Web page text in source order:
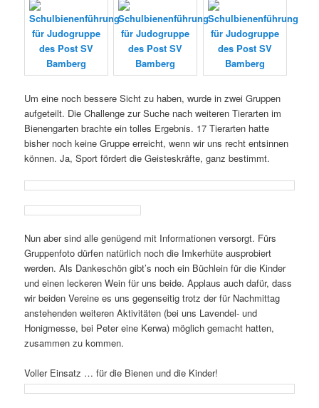
Um eine noch bessere Sicht zu haben, wurde in zwei Gruppen
aufgeteilt. Die Challenge zur Suche nach weiteren Tierarten im
Bienengarten brachte ein tolles Ergebnis. 17 Tierarten hatte
bisher noch keine Gruppe erreicht, wenn wir uns recht entsinnen
können. Ja, Sport fördert die Geisteskräfte, ganz bestimmt.
Nun aber sind alle genügend mit Informationen versorgt. Fürs
Gruppenfoto dürfen natürlich noch die Imkerhüte ausprobiert
werden. Als Dankeschön gibt’s noch ein Büchlein für die Kinder
und einen leckeren Wein für uns beide. Applaus auch dafür, dass
wir beiden Vereine es uns gegenseitig trotz der für Nachmittag
anstehenden weiteren Aktivitäten (bei uns Lavendel- und
Honigmesse, bei Peter eine Kerwa) möglich gemacht hatten,
zusammen zu kommen.
Voller Einsatz … für die Bienen und die Kinder!